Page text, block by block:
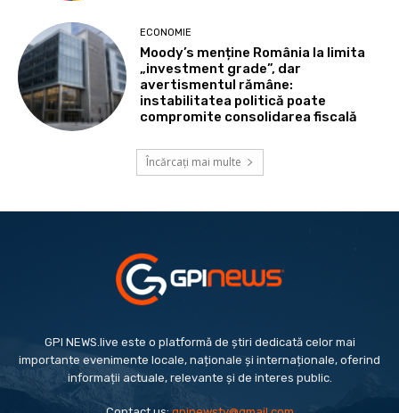
ECONOMIE
Moody’s menține România la limita
„investment grade”, dar
avertismentul rămâne:
instabilitatea politică poate
compromite consolidarea fiscală
Încărcați mai multe
GPI NEWS.live este o platformă de știri dedicată celor mai
importante evenimente locale, naționale și internaționale, oferind
informații actuale, relevante și de interes public.